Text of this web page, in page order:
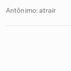
Antônimo: atrair